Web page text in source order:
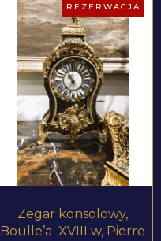
ZOBACZ PRODUKT
Zegar konsolowy,
Boulle’a XVIII w, Pierre
REZERWACJA